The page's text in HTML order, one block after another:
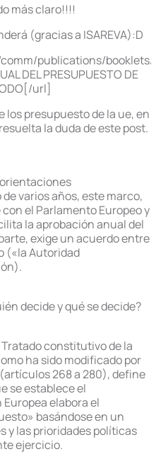
más claro!!!!
(gracias a ISAREVA):D
publications/booklets/
DEL PRESUPUESTO DE
url]
los presupuesto de la ue, en
la duda de este post.
varios años, este marco,
el Parlamento Europeo y
la aprobación anual del
exige un acuerdo entre
(«la Autoridad
decide y qué se decide?
constitutivo de la
ha sido modificado por
268 a 280), define
se establece el
elabora el
basándose en un
y las prioridades políticas
ejercicio.